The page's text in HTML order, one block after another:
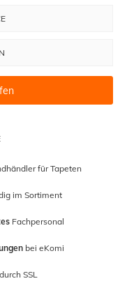
für Tapeten
im Sortiment
Fachpersonal
bei eKomi
SSL